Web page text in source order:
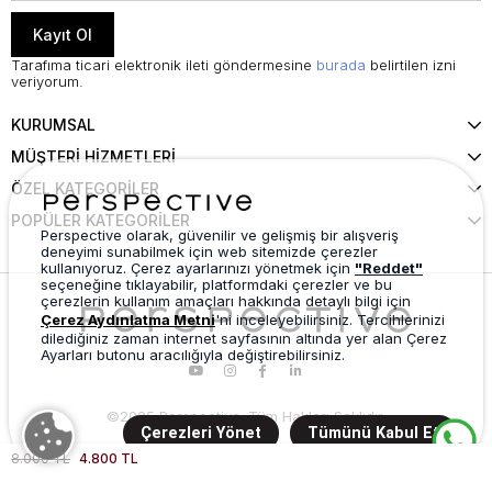
8.000 TL 4.800 TL
Kayıt Ol
Tarafıma ticari elektronik ileti göndermesine burada belirtilen izni
veriyorum.
KURUMSAL
MÜŞTERİ HİZMETLERİ
ÖZEL KATEGORİLER
POPÜLER KATEGORİLER
©2025 Perspective. Tüm Hakları Saklıdır.
Perspective olarak, güvenilir ve gelişmiş bir alışveriş
deneyimi sunabilmek için web sitemizde çerezler
kullanıyoruz. Çerez ayarlarınızı yönetmek için "Reddet"
seçeneğine tıklayabilir, platformdaki çerezler ve bu
çerezlerin kullanım amaçları hakkında detaylı bilgi için
Çerez Aydınlatma Metni'ni inceleyebilirsiniz. Tercihlerinizi
dilediğiniz zaman internet sayfasının altında yer alan Çerez
Ayarları butonu aracılığıyla değiştirebilirsiniz.
Çerezleri Yönet Tümünü Kabul Et